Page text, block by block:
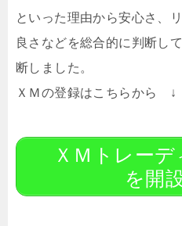
といった理由から安心さ、
良さなどを総合的に判断し
断しました。
ＸＭの登録はこちらから ↓
ＸＭトレー
を開